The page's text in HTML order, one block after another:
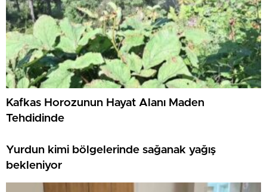
Kafkas Horozunun Hayat Alanı Maden
Tehdidinde
Yurdun kimi bölgelerinde sağanak yağış
bekleniyor